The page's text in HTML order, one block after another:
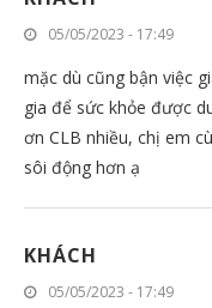
05/05/2023 - 17:49
mặc dù cũng bận việc
gia để sức khỏe được
ơn CLB nhiều, chị em
sôi động hơn ạ
KHÁCH
05/05/2023 - 17:49